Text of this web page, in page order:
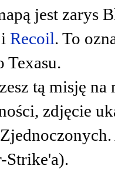
jest zarys
Recoil. To
Texasu.
tą misję na
zdjęcie
Strike'a).